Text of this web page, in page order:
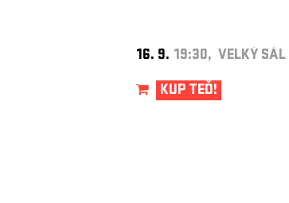
16. 9. 19:30, VELKÝ SÁL
KUP TEĎ!